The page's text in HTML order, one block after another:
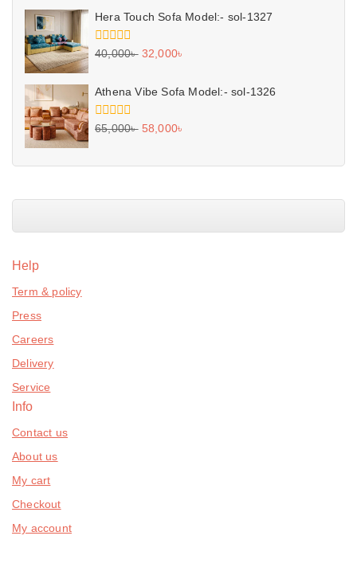
5
Hera Touch Sofa Model:- sol-1327
0
5
40,000৳ 32,000৳
Athena Vibe Sofa Model:- sol-1326
0
5
65,000৳ 58,000৳
Help
Term & policy
Press
Careers
Delivery
Service
Info
Contact us
About us
My cart
Checkout
My account